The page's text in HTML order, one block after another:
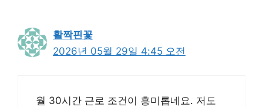
활짝핀꽃
2026년 05월 29일 4:45 오전
월 30시간 근로 조건이 흥미롭네요. 저도